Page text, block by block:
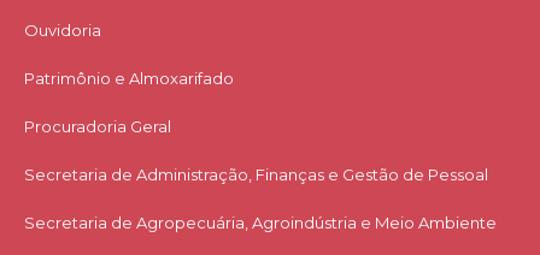
Ouvidoria
Patrimônio e Almoxarifado
Procuradoria Geral
Secretaria de Administração, Finanças e Gestão de Pessoal
Secretaria de Agropecuária, Agroindústria e Meio Ambiente